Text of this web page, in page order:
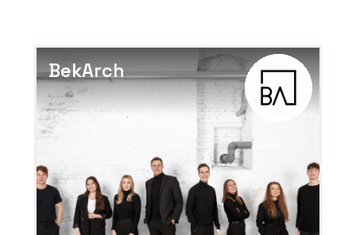
výuku a velkorysé atrium –
BekArch